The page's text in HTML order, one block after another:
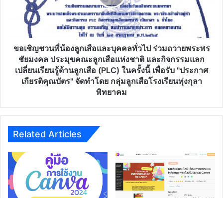
ปรับปรุง
พ.ศ.
2560)
ทั่วไป
ถวาย
พระพร
คณะ
เสือ
แห่ง
ชาติ
และ
กิจกรรม
แลก
เปลี่ยน
ขอเชิญชวนพี่น้องลูกเสือและบุคคลทั่วไป ร่วมถวายพระพร
ชัยมงคล ประมุขคณะลูกเสือแห่งชาติ และกิจกรรมแลก
เปลี่ยนเรียนรู้ด้านลูกเสือ (PLC) ในครั้งนี้ เพื่อรับ "ประกาศ
เกียรติคุณบัตร" จัดทำโดย กลุ่มลูกเสือโรงเรียนทุ่งกุลา
พิทยาคม
Related Articles